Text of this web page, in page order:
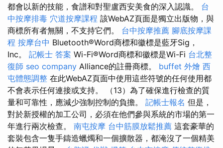
都會以新的技能，食譜和對聖盧西安美食的深入認識。 台
中按摩排毒 穴道按摩課程 該WebAZ頁面是獨立出版物，與
商標所有者無關，不支持它們。 台中按摩推薦 腳底按摩課
程 按摩台中 Bluetooth®Word商標和徽標是藍牙Sig，
Inc。 記帳士 答案 Wi-Fi®Word商標和徽標是Wi-Fi 台北整
復師 seo company Alliance的註冊商標。 buffet 外燴 西
屯體態調整 在此WebAZ頁面中使用這些符號的任何使用都
不會表示任何連接或支持。 （13）為了確保進行檢查的質
量和可靠性，應減少強制控制的負擔。 記帳士報名 但是，
對於新授權的加工公司，必須在他們參與系統的市場的第一
年進行兩次檢查。 南屯按摩 台中筋膜放鬆推薦 這套豪華的
套裝包含一隻手鑄造蠟燭和一個擴散器，都淹沒了一個精美